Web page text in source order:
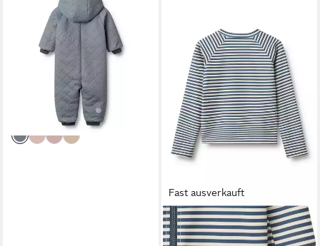
Schneeoverall Thermo Suit
Krammo wasserdicht, mit
Reflektoren
ab 39,24 € UVP 94,95 €
lieferbar - in 1-2 Werktagen bei dir
Fast ausverkauft
WHEAT
Bade-Shirt WHEAT Swim T-